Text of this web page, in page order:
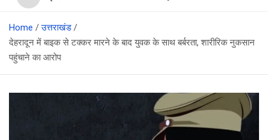
Home
उत्तराखंड
देहरादून में बाइक से टक्कर मारने के बाद युवक के साथ बर्बरता, शारीरिक नुकसान
पहुंचाने का आरोप